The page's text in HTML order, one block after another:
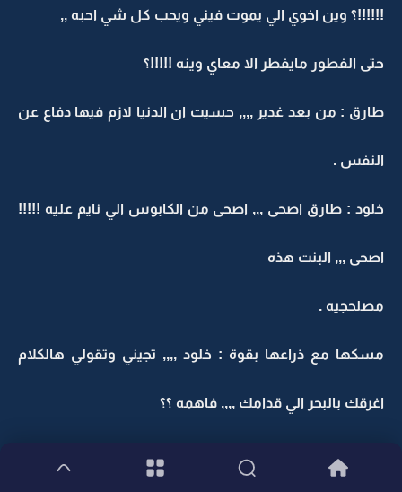
!!!!!!؟ وين اخوي الي يموت فيني ويحب كل شي احبه ,,
حتى الفطور مايفطر الا معاي وينه !!!!!؟
طارق : من بعد غدير ,,,, حسيت ان الدنيا لازم فيها دفاع عن
النفس .
خلود : طارق اصحى ,,, اصحى من الكابوس الي نايم عليه !!!!!
اصحى ,,, البنت هذه
مصلحجيه .
مسكها مع ذراعها بقوة : خلود ,,,, تجيني وتقولي هالكلام
اغرقك بالبحر الي قدامك ,,,, فاهمه ؟؟